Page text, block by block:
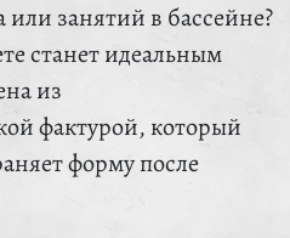
занятий в бассейне?
станет идеальным
из
фактурой, который
форму после